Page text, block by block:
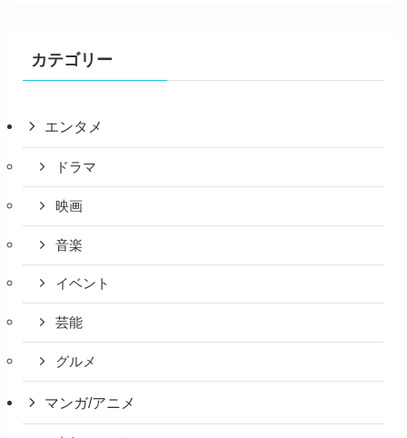
カテゴリー
エンタメ
ドラマ
映画
音楽
イベント
芸能
グルメ
マンガ/アニメ